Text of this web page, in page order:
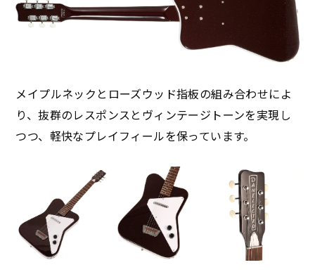
メイプルネックとローズウッド指板の組み合わせによ
り、抜群のレスポンスとヴィンテージトーンを実現し
つつ、軽快なプレイフィールを保っています。